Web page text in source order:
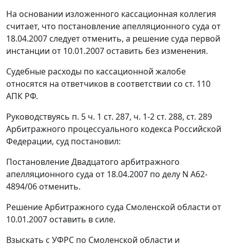
На основании изложенного кассационная коллегия
считает, что постановление апелляционного суда от
18.04.2007 следует отменить, а решение суда первой
инстанции от 10.01.2007 оставить без изменения.
Судебные расходы по кассационной жалобе
относятся на ответчиков в соответствии со ст. 110
АПК РФ.
Руководствуясь п. 5 ч. 1 ст. 287, ч. 1-2 ст. 288, ст. 289
Арбитражного процессуального кодекса Российской
Федерации, суд постановил:
Постановление Двадцатого арбитражного
апелляционного суда от 18.04.2007 по делу N А62-
4894/06 отменить.
Решение Арбитражного суда Смоленской области от
10.01.2007 оставить в силе.
Взыскать с УФРС по Смоленской области и